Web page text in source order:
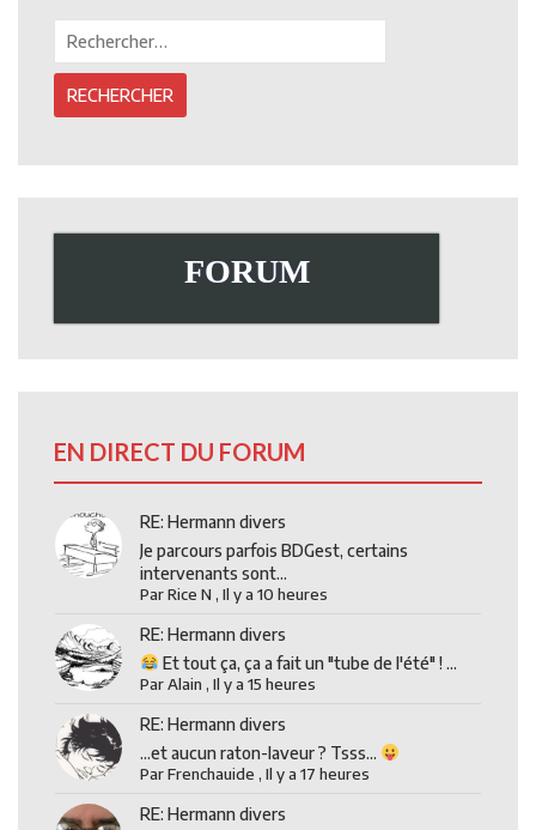
FORUM
EN DIRECT DU FORUM
RE: Hermann divers
Je parcours parfois BDGest, certains
intervenants sont...
ParRice N ,Il y a 10 heures
RE: Hermann divers
Et tout ça, ça a fait un "tube de l'été" ! ...
ParAlain ,Il y a 15 heures
RE: Hermann divers
...et aucun raton-laveur ? Tsss...
ParFrenchauide ,Il y a 17 heures
RE: Hermann divers